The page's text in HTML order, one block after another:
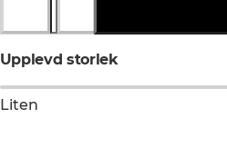
Upplevd storlek
Liten